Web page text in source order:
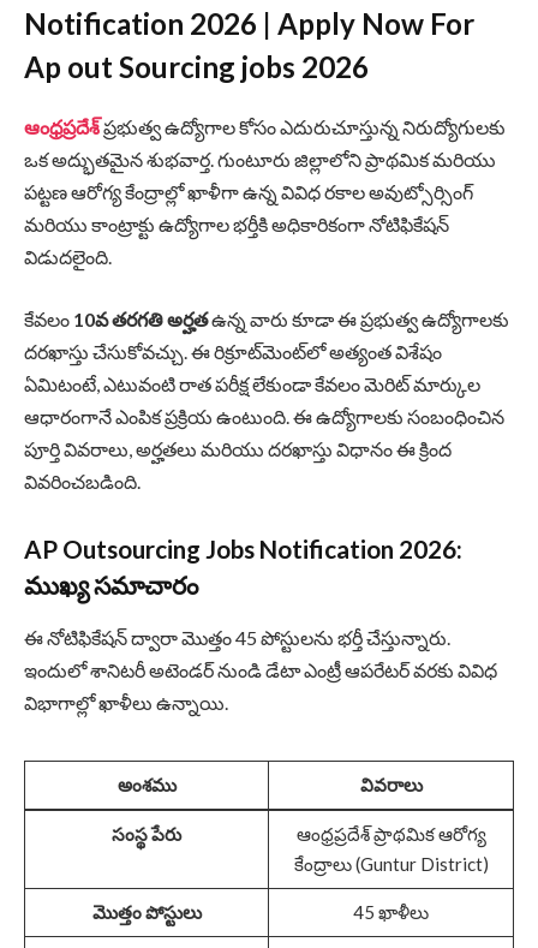
Notification 2026 | Apply Now For
Ap out Sourcing jobs 2026
ఆంధ్రప్రదేశ్ప్రభుత్వ ఉద్యోగాల కోసం ఎదురుచూస్తున్న నిరుద్యోగులకు
ఒక అద్భుతమైన శుభవార్త. గుంటూరు జిల్లాలోని ప్రాథమిక మరియు
పట్టణ ఆరోగ్య కేంద్రాల్లో ఖాళీగా ఉన్న వివిధ రకాల అవుట్సోర్సింగ్
మరియు కాంట్రాక్టు ఉద్యోగాల భర్తీకి అధికారికంగా నోటిఫికేషన్
విడుదలైంది.
కేవలం 10వ తరగతి అర్హతఉన్న వారు కూడా ఈ ప్రభుత్వ ఉద్యోగాలకు
దరఖాస్తు చేసుకోవచ్చు. ఈ రిక్రూట్‌మెంట్‌లో అత్యంత విశేషం
ఏమిటంటే, ఎటువంటి రాత పరీక్ష లేకుండా కేవలం మెరిట్ మార్కుల
ఆధారంగానే ఎంపిక ప్రక్రియ ఉంటుంది. ఈ ఉద్యోగాలకు సంబంధించిన
పూర్తి వివరాలు, అర్హతలు మరియు దరఖాస్తు విధానం ఈ క్రింద
వివరించబడింది.
AP Outsourcing Jobs Notification 2026:
ముఖ్య సమాచారం
ఈ నోటిఫికేషన్ ద్వారా మొత్తం 45 పోస్టులను భర్తీ చేస్తున్నారు.
ఇందులో శానిటరీ అటెండర్ నుండి డేటా ఎంట్రీ ఆపరేటర్ వరకు వివిధ
విభాగాల్లో ఖాళీలు ఉన్నాయి.
అంశము వివరాలు
సంస్థ పేరు
ఆంధ్రప్రదేశ్ ప్రాథమిక ఆరోగ్య
కేంద్రాలు (Guntur District)
మొత్తం పోస్టులు 45 ఖాళీలు